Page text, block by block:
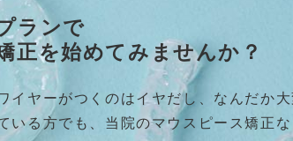
ランで
正を始めてみませんか？
イヤーがつくのはイヤだし、なんだか大
いる方でも、当院のマウスピース矯正